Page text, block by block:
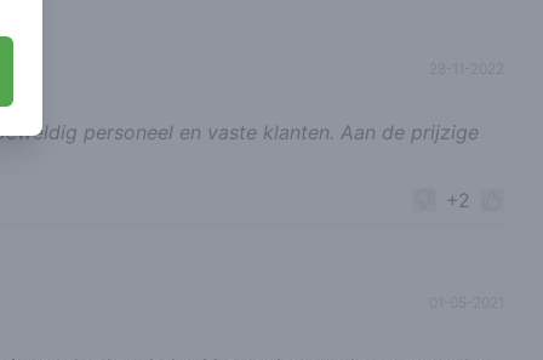
personeel en vaste klanten. Aan de prijzige
+2